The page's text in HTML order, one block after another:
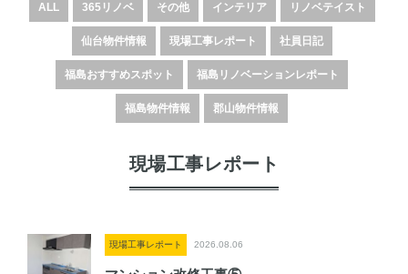
ALL 365リノベ その他 インテリア リノベテイスト
仙台物件情報 現場工事レポート 社員日記
福島おすすめスポット 福島リノベーションレポート
福島物件情報 郡山物件情報
現場工事レポート
現場工事レポート 2026.08.06